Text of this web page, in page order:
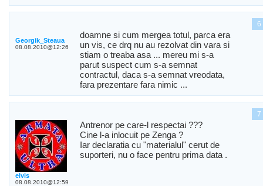
6
Georgik_Steaua
08.08.2010@12:26
doamne si cum mergea totul, parca era
un vis, ce drq nu au rezolvat din vara si
stiam o treaba asa ... mereu mi s-a
parut suspect cum s-a semnat
contractul, daca s-a semnat vreodata,
fara prezentare fara nimic ...
7
elvis
08.08.2010@12:59
Antrenor pe care-l respectai ???
Cine l-a inlocuit pe Zenga ?
Iar declaratia cu "materialul" cerut de
suporteri, nu o face pentru prima data .